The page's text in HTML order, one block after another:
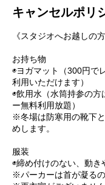
キャンセルポリ
《スタジオへお越しの方
お持ち物
◉ヨガマット（300円で
利用いただけます）
◉飲用水（水筒持参の方
ー無料利用放題）
※冬場は防寒用の靴下
めします。
服装
◉締め付けのない、動き
※パーカーは首が凝る